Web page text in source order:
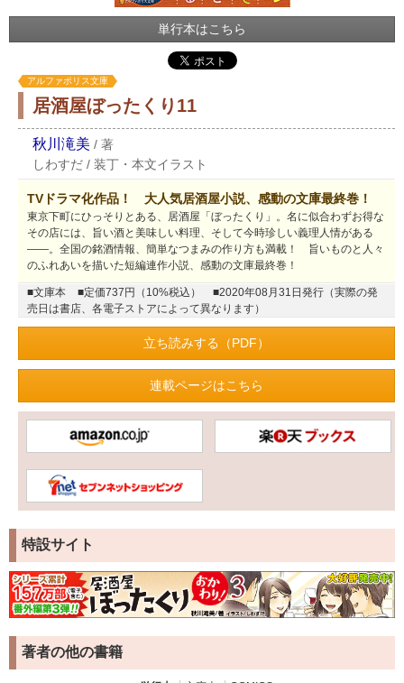
単行本はこちら
アルファポリス文庫
居酒屋ぼったくり11
秋川滝美 / 著
しわすだ / 装丁・本文イラスト
TVドラマ化作品！ 大人気居酒屋小説、感動の文庫最終巻！
東京下町にひっそりとある、居酒屋「ぼったくり」。名に似合わずお得な
その店には、旨い酒と美味しい料理、そして今時珍しい義理人情がある
――。全国の銘酒情報、簡単なつまみの作り方も満載！ 旨いものと人々
のふれあいを描いた短編連作小説、感動の文庫最終巻！
■文庫本 ■定価737円（10%税込）
■2020年08月31日発行（実際の発
売日は書店、各電子ストアによって異なります）
立ち読みする（PDF）
連載ページはこちら
特設サイト
著者の他の書籍